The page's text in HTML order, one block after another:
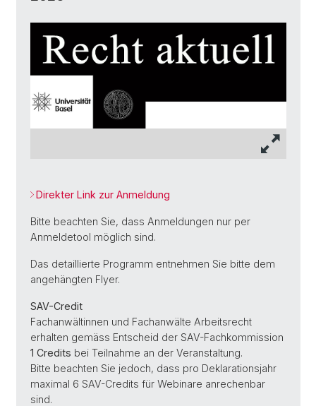
Direkter Link zur Anmeldung
Bitte beachten Sie, dass Anmeldungen nur per
Anmeldetool möglich sind.
Das detaillierte Programm entnehmen Sie bitte dem
angehängten Flyer.
SAV-Credit
Fachanwältinnen und Fachanwälte Arbeitsrecht
erhalten gemäss Entscheid der SAV-Fachkommission
1 Credits bei Teilnahme an der Veranstaltung.
Bitte beachten Sie jedoch, dass pro Deklarationsjahr
maximal 6 SAV-Credits für Webinare anrechenbar
sind.